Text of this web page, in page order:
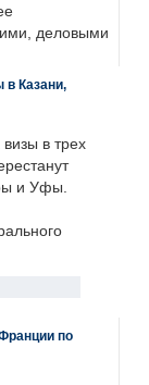
деловыми
в Казани,
в трех
и Уфы.
по